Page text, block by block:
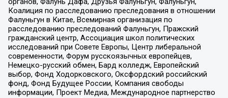
Коалиция по расследованию преследования в отношении
Фалуньгун в Китае, Всемирная организация по
расследованию преследований Фалуньгун, Пражский
гражданский центр, Ассоциация школ политических
исследований при Совете Европы, Центр либеральной
современности, Форум русскоязычных европейцев,
Немецко-русский обмен, Бард колледж, Европейский
выбор, Фонд Ходорковского, Оксфордский российский
фонд, Фонд Будущее России, Компания свободы
информации, Проект Медиа, Международное партнерство